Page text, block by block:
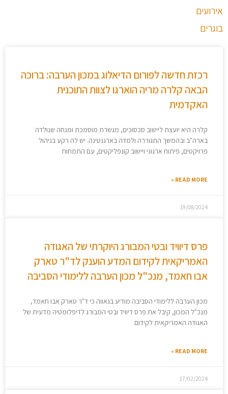
אירועים
בוגרים
רכזת חדשה לפורום הדיאלוג במכון הערבה: ברוכה
הבאה קלרה מריה הוארגו לצוות התוכנית
האקדמית
קלרה היא יועצת ליישוב סכסוכים, מגשרת מוסמכת ומנחה שנולדה
בארה"ב ובהמשך התגוררה ולמדה בארגנטינה. יש לה רקע בניהול
פרויקטים, פיתוח ארגוני ויישוב קונפליקטים, עם התמחות
READ MORE »
19/08/2024
פרס דיוויד ובטי המבורג היוקרתי של האגודה
האמריקאית לקידום המדע הוענק לד"ר טארק
אבו חאמד, מנכ"ל מכון הערבה ללימודי הסביבה
מכון הערבה ללימודי הסביבה מודיע בגאווה כי ד"ר טארק אבו חאמד,
מנכ"ל המכון, קיבל את פרס דיוויד ובטי המבורג לדיפלומטיה מדעית של
האגודה האמריקאית לקידום
READ MORE »
17/02/2024